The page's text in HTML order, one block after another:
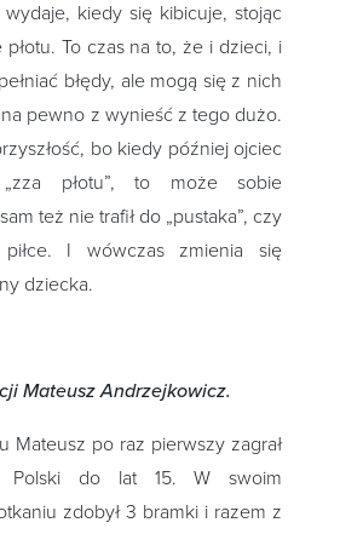
kiedy się kibicuje, stojąc
To czas na to, że i dzieci, i
błędy, ale mogą się z nich
pewno z wynieść z tego dużo.
bo kiedy później ojciec
płotu”, to może sobie
też nie trafił do „pustaka”, czy
I wówczas zmienia się
dziecka.
Mateusz Andrzejkowicz.
Mateusz po raz pierwszy zagrał
Polski do lat 15. W swoim
zdobył 3 bramki i razem z